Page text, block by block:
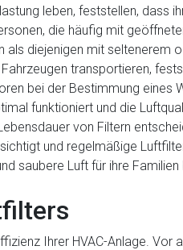
leben, feststellen, dass
die häufig mit
als diejenigen mit seltenerem
transportieren,
bei der Bestimmung eines
funktioniert und die
von Filtern
und regelmäßige
saubere Luft für ihre
Ihrer HVAC-Anlage. Vor